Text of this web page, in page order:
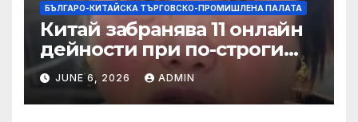
БЪЛГАРО-КИТАЙСКА ТЪРГОВСКО-ПРОМИШЛЕНА ПАЛАТА
Китай забранява 11 онлайн
дейности при по-строги
правила за ограничаване на
слуховете и
кибернасилниците
JUNE 6, 2026 ADMIN